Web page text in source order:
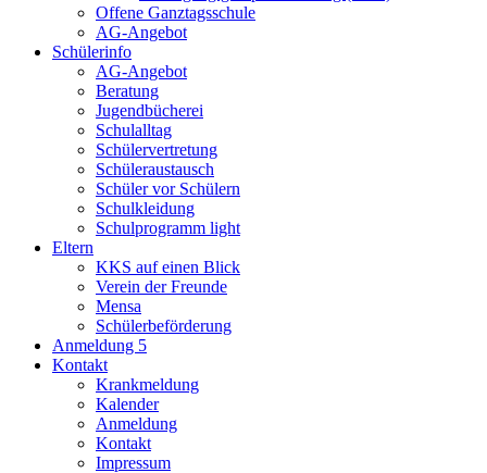
Offene Ganztagsschule
AG-Angebot
Schülerinfo
AG-Angebot
Beratung
Jugendbücherei
Schulalltag
Schülervertretung
Schüleraustausch
Schüler vor Schülern
Schulkleidung
Schulprogramm light
Eltern
KKS auf einen Blick
Verein der Freunde
Mensa
Schülerbeförderung
Anmeldung 5
Kontakt
Krankmeldung
Kalender
Anmeldung
Kontakt
Impressum